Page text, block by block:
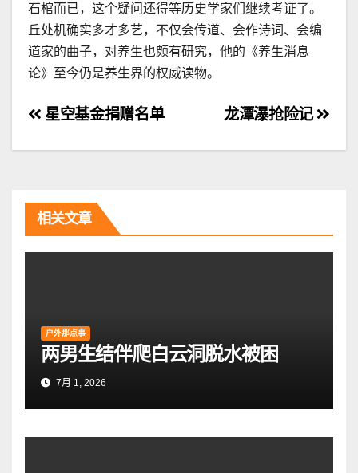
石棺而已，这个疑问还得等历史学家们继续考证了。
丘处机确实多才多艺，不仅会传道、会作诗词、会编
道家的曲子，对养生也颇有研究，他的《养生消息
论》至今仍是养生界的权威读物。
文
章
航
龙潭瀑抢险记
星空基金捐赠名单
相关文章
户外那点事
两男生结伴爬白云洞脱水被困
7月 1, 2026